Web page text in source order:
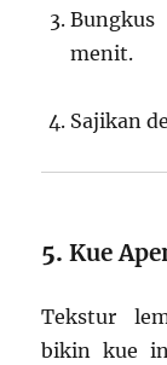
menit.
Sajikan
5.Kue
Tekstur
bikin kue